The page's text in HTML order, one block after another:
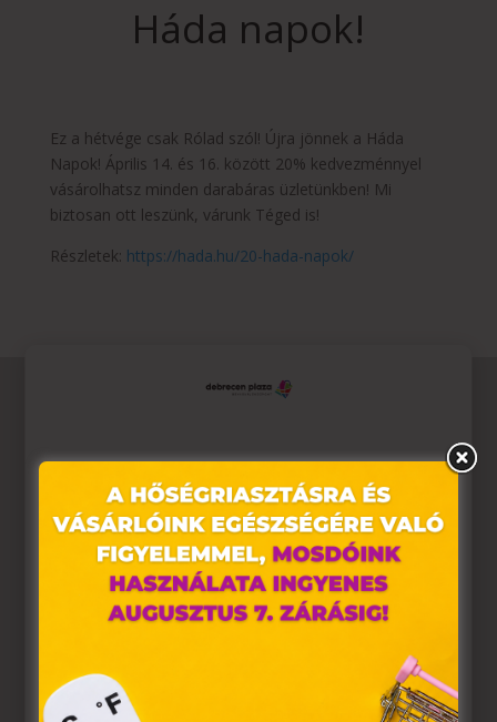
Háda napok!
Ez a hétvége csak Rólad szól! Újra jönnek a Háda
Napok! Április 14. és 16. között 20% kedvezménnyel
vásárolhatsz minden darabáras üzletünkben! Mi
biztosan ott leszünk, várunk Téged is!
Részletek: https://hada.hu/20-hada-napok/
Weboldalunkon „cookie"-kat (továbbiakban „süti")
alkalmazunk. Ezek olyan fájlok, melyek információt
tárolnak webes böngészőjében. Ehhez az Ön
hozzájárulása szükséges.
A „sütiket" az elektronikus hírközlésről szóló 2003. évi C.
törvény, az elektronikus kereskedelmi szolgáltatások, az
információs társadalommal összefüggő szolgáltatások
egyes kérdéseiről szóló 2001. évi CVIII. törvény, valamint
az Európai Unió előírásainak megfelelően használjuk.